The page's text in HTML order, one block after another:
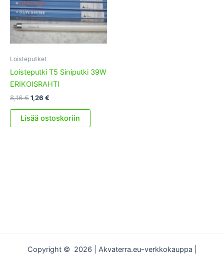
Loisteputket
Loisteputki T5 Siniputki 39W
ERIKOISRAHTI
8,16€Alkuperäinen
oli:
8,16 €.
1,26 €
on:
1,26 €.
Lisää ostoskoriin
Copyright © 2026 | Akvaterra.eu-verkkokauppa |